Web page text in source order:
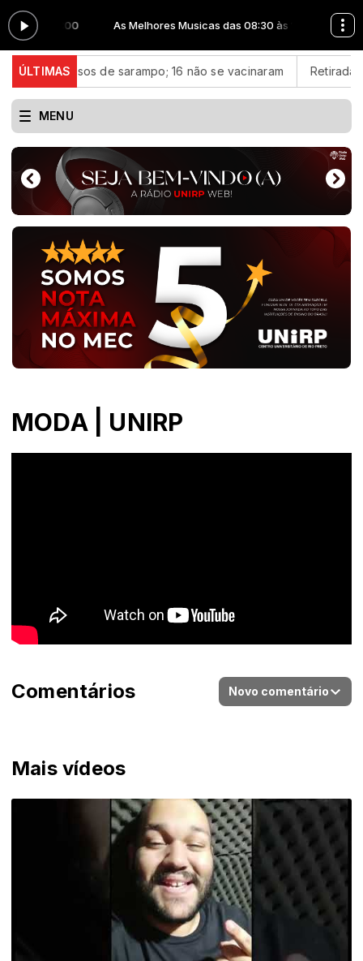
às 15:00 As Melhores Musicas das 08:30 às 15:00
ÚLTIMAS
de sarampo; 16 não se vacinaram Retiradas da
MENU
MODA | UNIRP
Mais vídeos
Comentários Novo comentário